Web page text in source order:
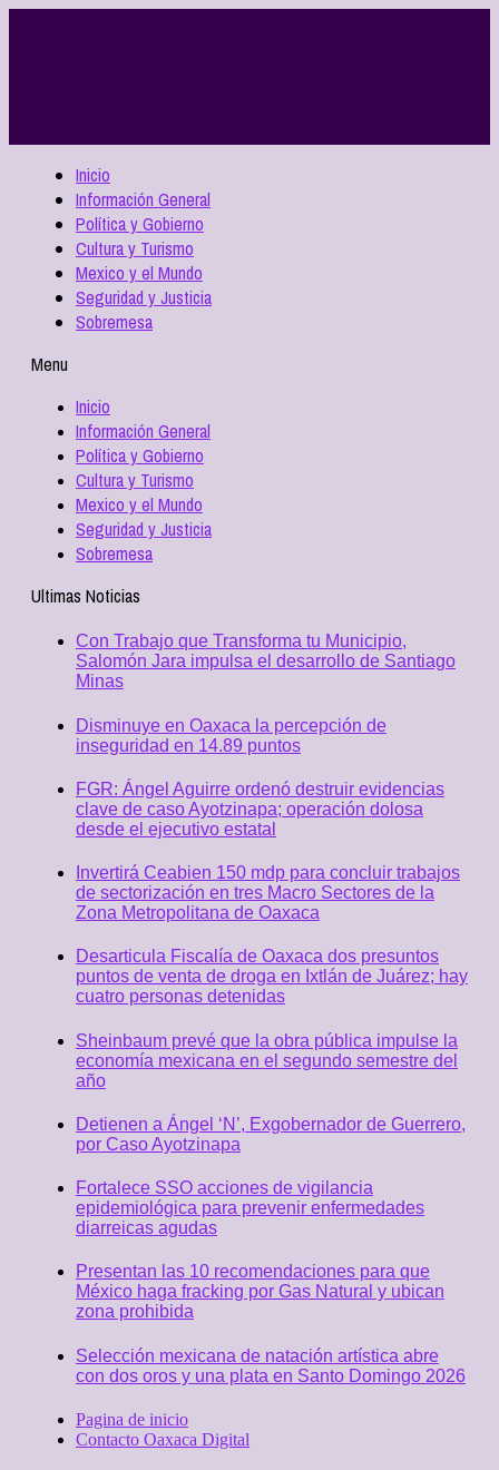
Inicio
Información General
Política y Gobierno
Cultura y Turismo
Mexico y el Mundo
Seguridad y Justicia
Sobremesa
Menu
Inicio
Información General
Política y Gobierno
Cultura y Turismo
Mexico y el Mundo
Seguridad y Justicia
Sobremesa
Ultimas Noticias
Con Trabajo que Transforma tu Municipio,
Salomón Jara impulsa el desarrollo de Santiago
Minas
Disminuye en Oaxaca la percepción de
inseguridad en 14.89 puntos
FGR: Ángel Aguirre ordenó destruir evidencias
clave de caso Ayotzinapa; operación dolosa
desde el ejecutivo estatal
Invertirá Ceabien 150 mdp para concluir trabajos
de sectorización en tres Macro Sectores de la
Zona Metropolitana de Oaxaca
Desarticula Fiscalía de Oaxaca dos presuntos
puntos de venta de droga en Ixtlán de Juárez; hay
cuatro personas detenidas
Sheinbaum prevé que la obra pública impulse la
economía mexicana en el segundo semestre del
año
Detienen a Ángel ‘N’, Exgobernador de Guerrero,
por Caso Ayotzinapa
Fortalece SSO acciones de vigilancia
epidemiológica para prevenir enfermedades
diarreicas agudas
Presentan las 10 recomendaciones para que
México haga fracking por Gas Natural y ubican
zona prohibida
Selección mexicana de natación artística abre
con dos oros y una plata en Santo Domingo 2026
Pagina de inicio
Contacto Oaxaca Digital